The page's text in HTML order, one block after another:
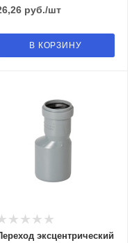
руб./шт
В КОРЗИНУ
эксцентрический